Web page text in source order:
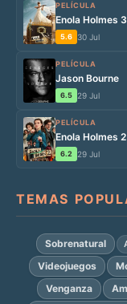
PELÍCULA
Enola Holmes 3
5.6 30 Jul
PELÍCULA
Jason Bourne
6.5 29 Jul
PELÍCULA
Enola Holmes 2
6.2 29 Jul
TEMAS
Sobrenatural
Videojuegos
Venganza